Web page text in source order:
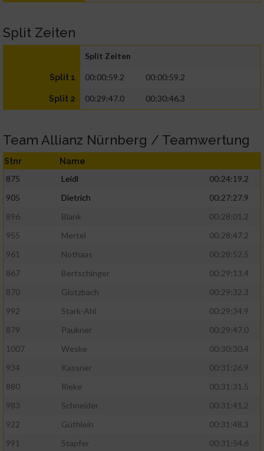
Split Zeiten
Split Zeiten
Split 1 00:00:59.2 00:00:59.2
Split 2 00:29:47.0 00:30:46.3
Team Allianz Nürnberg / Teamwertung
Stnr Name
875 Leidl
00:24:19.2
905
Dietrich
00:27:27.9
896
Blank
00:28:01.2
955
Mertel
00:28:47.2
961
Nothaas
00:28:52.5
867
Bertschinger
00:29:13.4
870
Glotzbach
00:29:32.3
992
Stark-Ahl
00:29:34.9
879
Paukner
00:29:47.0
1007
Weske
00:30:30.4
934
Kassner
00:31:26.9
880
Rieke
00:31:31.5
983
Schneider
00:31:41.2
922
Güthlein
00:31:48.3
991
Stapfer
00:31:54.6